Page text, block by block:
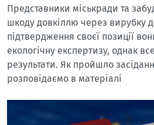
Представники міськради та
шкоду довкіллю через вирубку
підтвердження своєї позиції
екологічну експертизу, однак
результати. Як пройшло
розповідаємо в матеріалі